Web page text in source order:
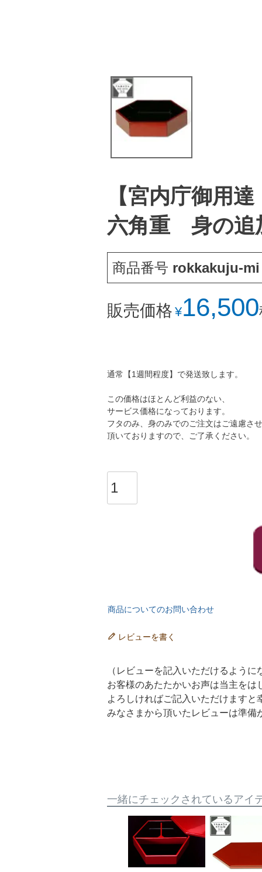
【宮内庁御用
六角重 身の追
商品番号 rokkakuju-mi
販売価格 ¥16,500
通常【1週間程度】で発送致します。
この価格はほとんど利益のない、
サービス価格になっております。
フタのみ、身のみでのご注文はご遠慮さ
頂いておりますので、ご了承ください。
商品についてのお問い合わせ
レビューを書く
（レビューを記入いただけるように
お客様のあたたかいお声は当主を
よろしければご記入いただけますと
みなさまから頂いたレビューは準備
一緒にチェックされているアイ